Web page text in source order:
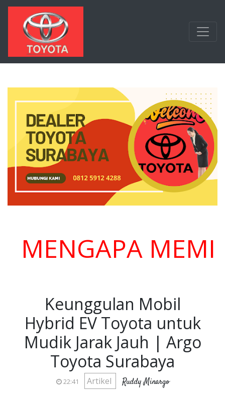
Langsung ke konten utama
MEMILIH
Keunggulan Mobil
Hybrid EV Toyota untuk
Mudik Jarak Jauh | Argo
Toyota Surabaya
22:41 Artikel Ruddy Minargo